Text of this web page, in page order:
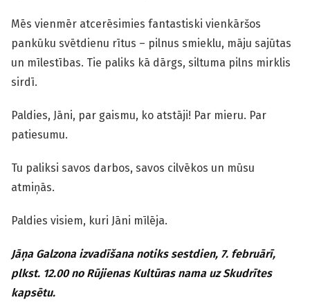
Mēs vienmēr atcerēsimies fantastiski vienkāršos
pankūku svētdienu rītus – pilnus smieklu, māju sajūtas
un mīlestības. Tie paliks kā dārgs, siltuma pilns mirklis
sirdī.
Paldies, Jāni, par gaismu, ko atstāji! Par mieru. Par
patiesumu.
Tu paliksi savos darbos, savos cilvēkos un mūsu
atmiņās.
Paldies visiem, kuri Jāni mīlēja.
Jāņa Galzona izvadīšana notiks sestdien, 7. februārī,
plkst. 12.00 no Rūjienas Kultūras nama uz Skudrītes
kapsētu.